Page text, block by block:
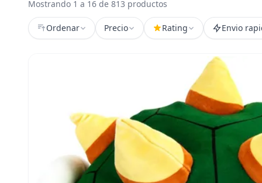
Mostrando 1 a 16 de 813 productos
Ordenar Precio Rating Envio